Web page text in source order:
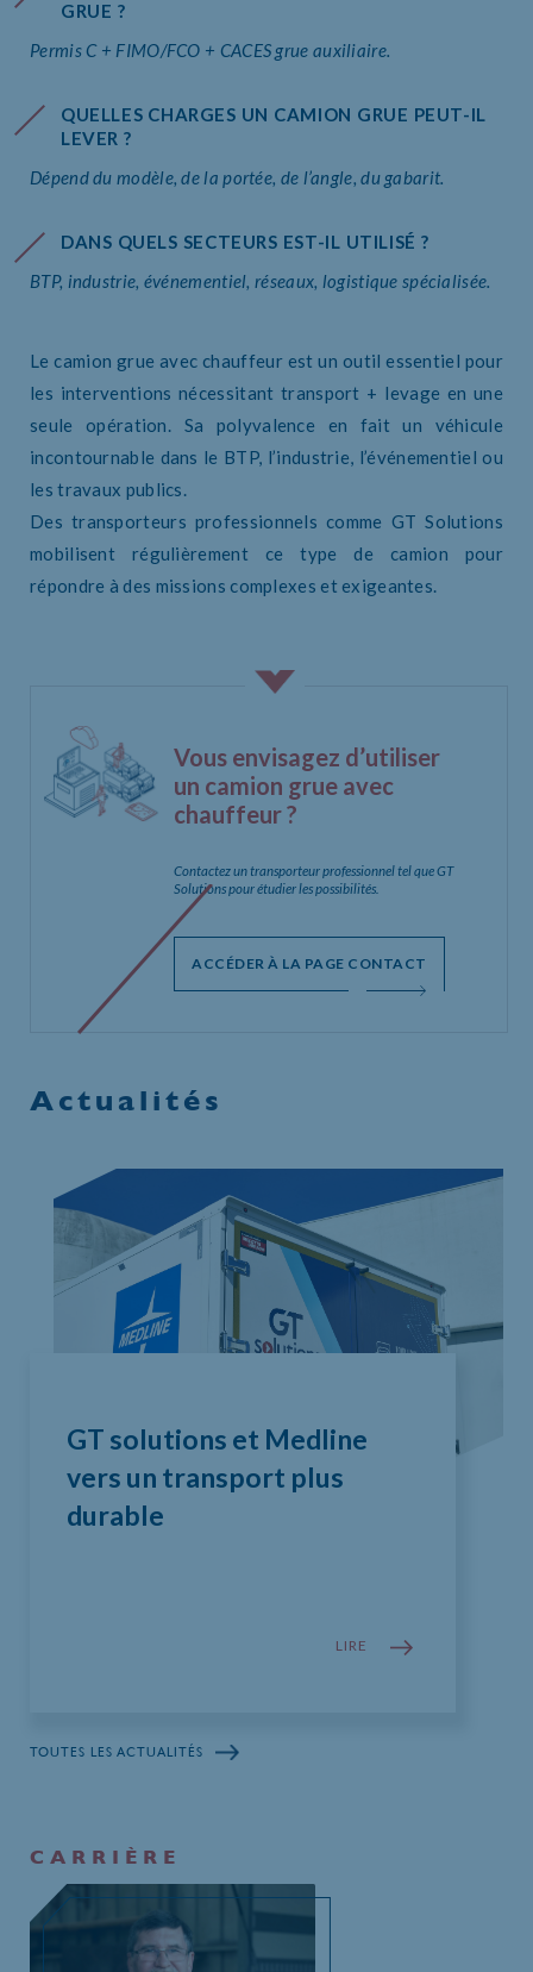
GRUE ?
Permis C + FIMO/FCO + CACES grue auxiliaire.
QUELLES CHARGES UN CAMION GRUE PEUT-IL
LEVER ?
Dépend du modèle, de la portée, de l’angle, du gabarit.
DANS QUELS SECTEURS EST-IL UTILISÉ ?
BTP, industrie, événementiel, réseaux, logistique spécialisée.
Le camion grue avec chauffeur est un outil essentiel pour
les interventions nécessitant transport + levage en une
seule opération. Sa polyvalence en fait un véhicule
incontournable dans le BTP, l’industrie, l’événementiel ou
les travaux publics.
Des transporteurs professionnels comme GT Solutions
mobilisent régulièrement ce type de camion pour
répondre à des missions complexes et exigeantes.
Vous envisagez d’utiliser
un camion grue avec
chauffeur ?
Contactez un transporteur professionnel tel que GT
Solutions pour étudier les possibilités.
ACCÉDER À LA PAGE CONTACT
Actualités
GT solutions et Medline
vers un transport plus
durable
LIRE
TOUTES LES ACTUALITÉS
CARRIÈRE